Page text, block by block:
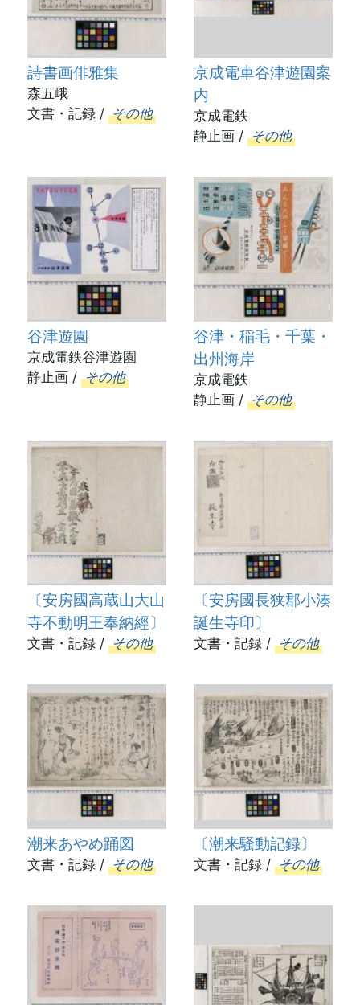
詩書画俳雅集
森五峨
文書・記録 / その他
京成電車谷津遊園案
内
京成電鉄
静止画 / その他
谷津遊園
京成電鉄谷津遊園
静止画 / その他
谷津・稲毛・千葉・
出州海岸
京成電鉄
静止画 / その他
〔安房國高蔵山大山
寺不動明王奉納經〕
文書・記録 / その他
〔安房國長狭郡小湊
誕生寺印〕
文書・記録 / その他
潮来あやめ踊図
文書・記録 / その他
〔潮来騒動記録〕
文書・記録 / その他